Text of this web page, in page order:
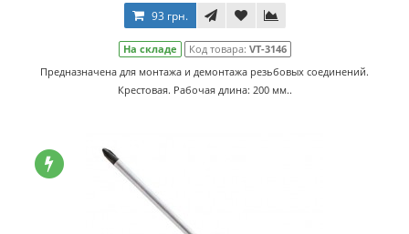
93 грн.
На складе Код товара: VT-3146
Предназначена для монтажа и демонтажа резьбовых соединений.
Крестовая. Рабочая длина: 200 мм..